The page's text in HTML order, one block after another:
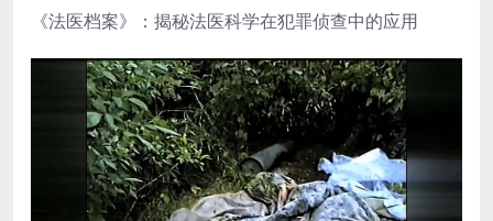
《法医档案》：揭秘法医科学在犯罪侦查中的应用